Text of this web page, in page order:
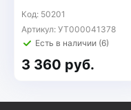
Код: 50201
Артикул: УТ000041378
Есть в наличии (6)
3 360 руб.